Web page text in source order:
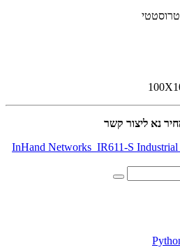
נא ליצור קשר
InHand Networks_IR611-S